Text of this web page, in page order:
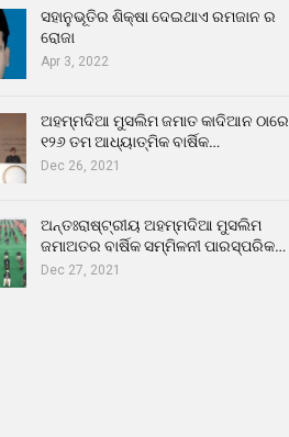
ସହାନୁଭୂତିର ଶିକ୍ଷା ଦେଇଥାଏ ରମଜାନ ର
ରୋଜା
Apr 3, 2022
ଅହମ୍ମଦିଆ ମୁସଲିମ ଜମାତ କାଦିଆନ ଠାରେ
୧୨୬ ତମ ଆଧ୍ୟାତ୍ମିକ ବାର୍ଷିକ…
Dec 26, 2021
ଅନ୍ତଃରାଷ୍ଟ୍ରୀୟ ଅହମ୍ମଦିଆ ମୁସଲିମ
ଜମାଅତର ବାର୍ଷିକ ସମ୍ମିଳନୀ ପାରସ୍ପରିକ…
Dec 27, 2021